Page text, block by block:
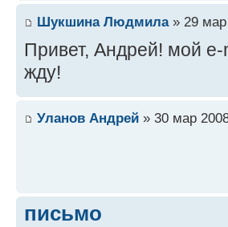
Шукшина Людмила» 29 мар
Привет, Андрей! мой
жду!
Уланов Андрей » 30 мар
письмо